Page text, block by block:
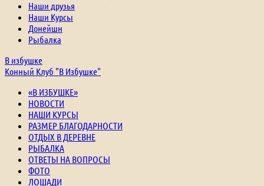
Наши друзья
Наши Курсы
Донейшн
Рыбалка
В избушке
Конный Клуб "В Избушке"
«В ИЗБУШКЕ»
НОВОСТИ
НАШИ КУРСЫ
РАЗМЕР БЛАГОДАРНОСТИ
ОТДЫХ В ДЕРЕВНЕ
РЫБАЛКА
ОТВЕТЫ НА ВОПРОСЫ
ФОТО
ЛОШАДИ